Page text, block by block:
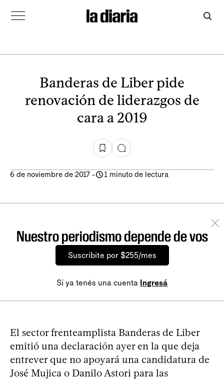
Banderas de Liber pide
renovación de liderazgos de
cara a 2019
6 de noviembre de 2017 - 1 minuto de lectura
Nuestro periodismo depende de vos
Suscribite por $255/mes
Si ya tenés una cuenta Ingresá
El sector frenteamplista Banderas de Liber
emitió una declaración ayer en la que deja
entrever que no apoyará una candidatura de
José Mujica o Danilo Astori para las